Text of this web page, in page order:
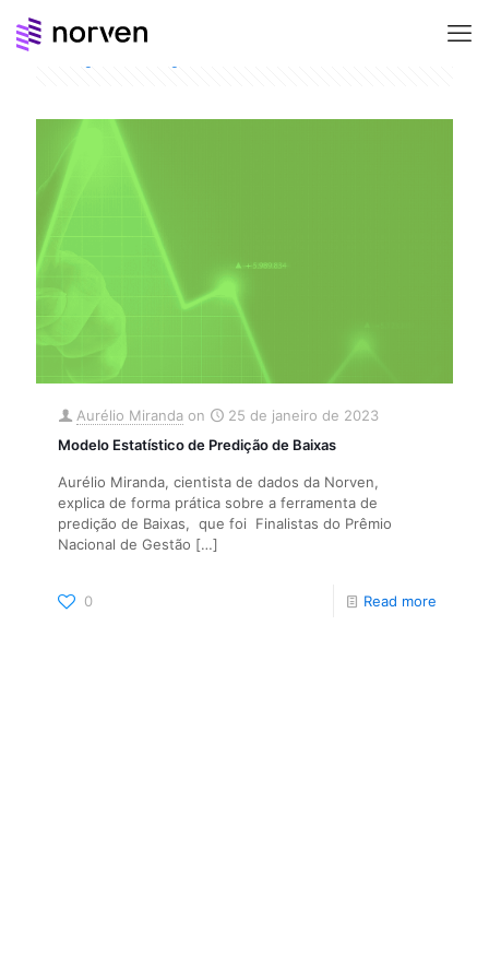
Aurélio Miranda on
25 de janeiro de 2023
Modelo Estatístico de Predição de Baixas
Aurélio Miranda, cientista de dados da Norven,
explica de forma prática sobre a ferramenta de
predição de Baixas, que foi Finalistas do Prêmio
Nacional de Gestão […]
0 Read more